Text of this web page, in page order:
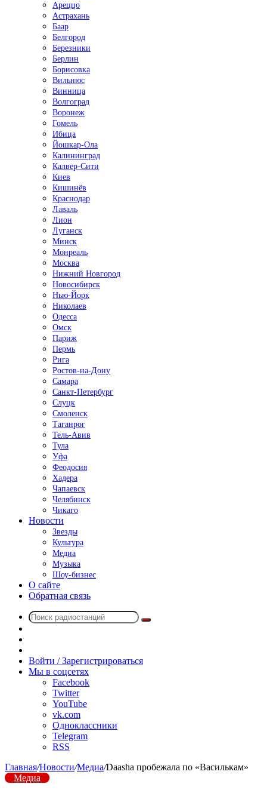
Ареццо
Астрахань
Баар
Белгород
Березники
Берлин
Борисовка
Вильнюс
Винница
Волгоград
Воронеж
Гомель
Ибица
Йошкар-Ола
Калининград
Калвер-Сити
Киев
Кишинёв
Краснодар
Лаваль
Лион
Луганск
Минск
Монреаль
Москва
Нижний Новгород
Новосибирск
Нью-Йорк
Николаев
Одесса
Омск
Париж
Пермь
Рига
Ростов-на-Дону
Самара
Санкт-Петербург
Слуцк
Смоленск
Таганрог
Тель-Авив
Тула
Уфа
Феодосия
Хадера
Чапаевск
Челябинск
Чикаго
Новости
Звезды
Культура
Медиа
Музыка
Шоу-бизнес
О сайте
Обратная связь
Поиск
радио
Войти / Зарегистрироваться
Мы в соцсетях
Facebook
Twitter
YouTube
vk.com
Одноклассники
Telegram
RSS
Главная/Новости/Медиа/Daasha пробежала по «Василькам»
Медиа